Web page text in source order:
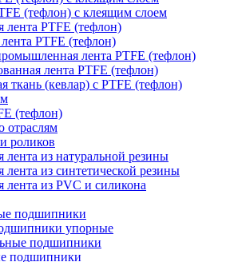
(тефлон) с клеящим слоем
лента PTFE (тефлон)
PTFE (тефлон)
лента PTFE (тефлон)
лента PTFE (тефлон)
ткань (кевлар) с PTFE (тефлон)
(тефлон)
отраслям
роликов
лента из натуральной резины
лента из синтетической резины
лента из PVC и силикона
подшипники
упорные
подшипники
подшипники